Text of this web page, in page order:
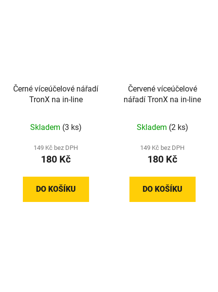
Černé víceúčelové nářadí
TronX na in-line
Skladem (3 ks)
149 Kč bez DPH
180 Kč
DO KOŠÍKU
Červené víceúčelové
nářadí TronX na in-line
Skladem (2 ks)
149 Kč bez DPH
180 Kč
DO KOŠÍKU